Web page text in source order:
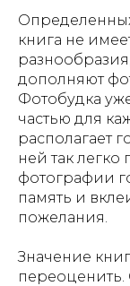
книга не
дополняют
Фотобудка
частью для
располагает
ней так
фотографии
память и
пожелания.
Значение
переоценить.